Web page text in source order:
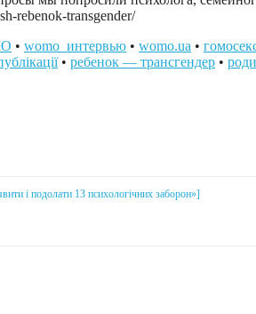
rebenok-transgender/
• womo_интервью • womo.ua •
• ребенок — трансгендер •
і подолати 13 психологічних заборон»]